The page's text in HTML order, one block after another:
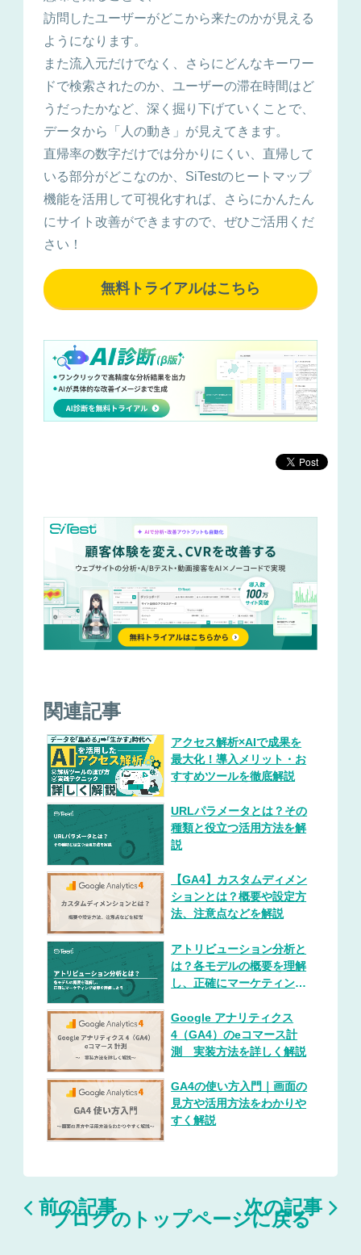
訪問したユーザーがどこから来たのかが見える
ようになります。
また流入元だけでなく、さらにどんなキーワー
ドで検索されたのか、ユーザーの滞在時間はど
うだったかなど、深く掘り下げていくことで、
データから「人の動き」が見えてきます。
直帰率の数字だけでは分かりにくい、直帰して
いる部分がどこなのか、SiTestのヒートマップ
機能を活用して可視化すれば、さらにかんたん
にサイト改善ができますので、ぜひご活用くだ
さい！
無料トライアルはこちら
関連記事
アクセス解析×AIで成果を
最大化！導入メリット・お
すすめツールを徹底解説
URLパラメータとは？その
種類と役立つ活用方法を解
説
【GA4】カスタムディメン
ションとは？概要や設定方
法、注意点などを解説
アトリビューション分析と
は？各モデルの概要を理解
し、正確にマーケティング
Google アナリティクス
4（GA4）のeコマース計
測 実装方法を詳しく解説
GA4の使い方入門｜画面の
見方や活用方法をわかりや
すく解説
前の記事 次の記事
ブログのトップページに戻る